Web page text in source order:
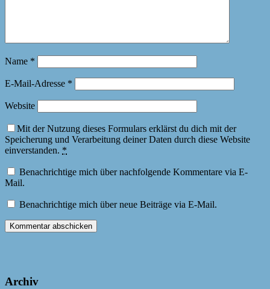
Name *
E-Mail-Adresse *
Website
Mit der Nutzung dieses Formulars erklärst du dich mit der
Speicherung und Verarbeitung deiner Daten durch diese Website
einverstanden. *
Benachrichtige mich über nachfolgende Kommentare via E-
Mail.
Benachrichtige mich über neue Beiträge via E-Mail.
Archiv